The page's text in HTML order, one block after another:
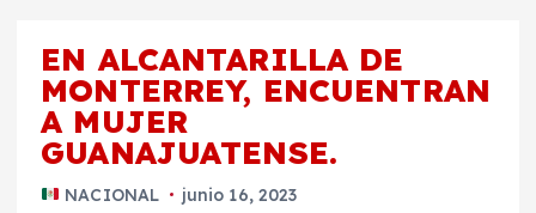
EN ALCANTARILLA DE
MONTERREY, ENCUENTRAN
A MUJER
GUANAJUATENSE.
NACIONAL junio 16, 2023